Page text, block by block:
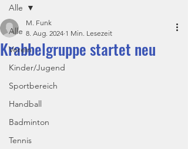
Alle
Verein
Kinder/Jugend
Sportbereich
Handball
Badminton
Tennis
Alle
Krabbelgruppe startet neu
M. Funk
8. Aug. 2024 1 Min. Lesezeit